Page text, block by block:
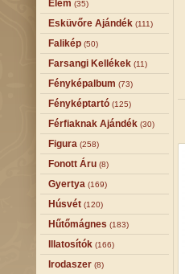
Elem (35)
Esküvőre Ajándék (111)
Falikép (50)
Farsangi Kellékek (11)
Fényképalbum (73)
Fényképtartó (125)
Férfiaknak Ajándék (30)
Figura (258)
Fonott Áru (8)
Gyertya (169)
Húsvét (120)
Hűtőmágnes (183)
Illatosítók (166)
Irodaszer (8)